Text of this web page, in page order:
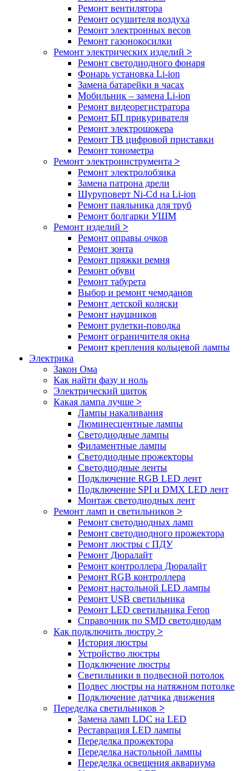
Ремонт вентилятора
Ремонт осушителя воздуха
Ремонт электронных весов
Ремонт газонокосилки
Ремонт электрических изделий >
Ремонт светодиодного фонаря
Фонарь установка Li-ion
Замена батарейки в часах
Мобильник – замена Li-ion
Ремонт видеорегистратора
Ремонт БП прикуривателя
Ремонт электрошокера
Ремонт ТВ цифровой приставки
Ремонт тонометра
Ремонт электроинструмента >
Ремонт электролобзика
Замена патрона дрели
Шуруповерт Ni-Cd на Li-ion
Ремонт паяльника для труб
Ремонт болгарки УШМ
Ремонт изделий >
Ремонт оправы очков
Ремонт зонта
Ремонт пряжки ремня
Ремонт обуви
Ремонт табурета
Выбор и ремонт чемоданов
Ремонт детской коляски
Ремонт наушников
Ремонт рулетки-поводка
Ремонт ограничителя окна
Ремонт крепления кольцевой лампы
Электрика
Закон Ома
Как найти фазу и ноль
Электрический щиток
Какая лампа лучше >
Лампы накаливания
Люминесцентные лампы
Светодиодные лампы
Филаментные лампы
Светодиодные прожекторы
Светодиодные ленты
Подключение RGB LED лент
Подключение SPI и DMX LED лент
Монтаж светодиодных лент
Ремонт ламп и светильников >
Ремонт светодиодных ламп
Ремонт светодиодного прожектора
Ремонт люстры с ПДУ
Ремонт Дюралайт
Ремонт контроллера Дюралайт
Ремонт RGB контроллера
Ремонт настольной LED лампы
Ремонт USB светильника
Ремонт LED светильника Feron
Справочник по SMD светодиодам
Как подключить люстру >
История люстры
Устройство люстры
Подключение люстры
Светильники в подвесной потолок
Подвес люстры на натяжном потолке
Подключение датчика движения
Переделка светильников >
Замена ламп LDC на LED
Реставрация LED лампы
Переделка прожектора
Переделка настольной лампы
Переделка освещения аквариума